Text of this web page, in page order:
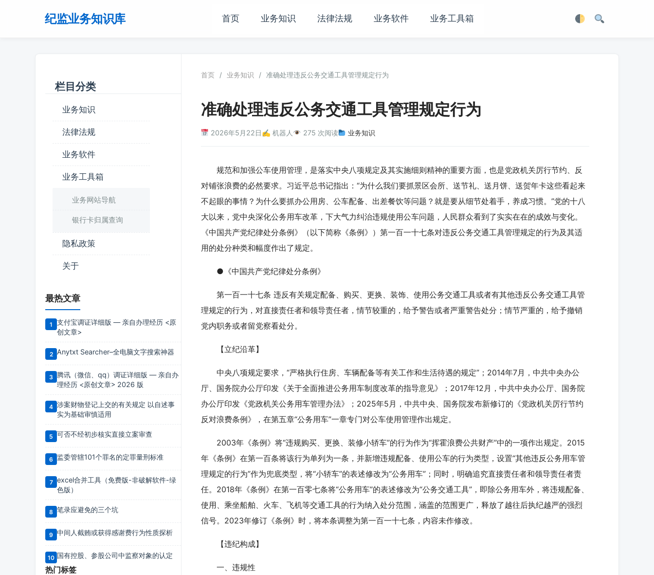
纪监业务知识库 首页 业务知识 法律法规 业务软件 业务工具箱
栏目分类
业务知识
法律法规
业务软件
业务工具箱
业务网站导航
银行卡归属查询
隐私政策
关于
最热文章
支付宝调证详细版 — 亲自办理经历 <原
创文章>
Anytxt Searcher–全电脑文字搜索神器
腾讯（微信、qq）调证详细版 — 亲自办
理经历 <原创文章> 2026 版
涉案财物登记上交的有关规定 以自述事
实为基础审慎适用
可否不经初步核实直接立案审查
监委管辖101个罪名的定罪量刑标准
excel合并工具（免费版-非破解软件-绿
色版）
笔录应避免的三个坑
中间人截贿或获得感谢费行为性质探析
国有控股、参股公司中监察对象的认定
热门标签
首页 / 业务知识 / 准确处理违反公务交通工具管理规定行为
准确处理违反公务交通工具管理规定行为
2026年5月22日✍️ 机器人 275 次阅读 业务知识
规范和加强公车使用管理，是落实中央八项规定及其实施细则精神的重要方面，也是党政机关厉行节约、反
对铺张浪费的必然要求。习近平总书记指出：“为什么我们要抓景区会所、送节礼、送月饼、送贺年卡这些看起来
不起眼的事情？为什么要抓办公用房、公车配备、出差餐饮等问题？就是要从细节处着手，养成习惯。”党的十八
大以来，党中央深化公务用车改革，下大气力纠治违规使用公车问题，人民群众看到了实实在在的成效与变化。
《中国共产党纪律处分条例》（以下简称《条例》）第一百一十七条对违反公务交通工具管理规定的行为及其适
用的处分种类和幅度作出了规定。
●《中国共产党纪律处分条例》
第一百一十七条 违反有关规定配备、购买、更换、装饰、使用公务交通工具或者有其他违反公务交通工具管
理规定的行为，对直接责任者和领导责任者，情节较重的，给予警告或者严重警告处分；情节严重的，给予撤销
党内职务或者留党察看处分。
【立纪沿革】
中央八项规定要求，“严格执行住房、车辆配备等有关工作和生活待遇的规定”；2014年7月，中共中央办公
厅、国务院办公厅印发《关于全面推进公务用车制度改革的指导意见》；2017年12月，中共中央办公厅、国务院
办公厅印发《党政机关公务用车管理办法》；2025年5月，中共中央、国务院发布新修订的《党政机关厉行节约
反对浪费条例》，在第五章“公务用车”一章专门对公车使用管理作出规定。
2003年《条例》将“违规购买、更换、装修小轿车”的行为作为“挥霍浪费公共财产”中的一项作出规定。2015
年《条例》在第一百条将该行为单列为一条，并新增违规配备、使用公车的行为类型，设置“其他违反公务用车管
理规定的行为”作为兜底类型，将“小轿车”的表述修改为“公务用车”；同时，明确追究直接责任者和领导责任者责
任。2018年《条例》在第一百零七条将“公务用车”的表述修改为“公务交通工具”，即除公务用车外，将违规配备、
使用、乘坐船舶、火车、飞机等交通工具的行为纳入处分范围，涵盖的范围更广，释放了越往后执纪越严的强烈
信号。2023年修订《条例》时，将本条调整为第一百一十七条，内容未作修改。
【违纪构成】
一、违规性